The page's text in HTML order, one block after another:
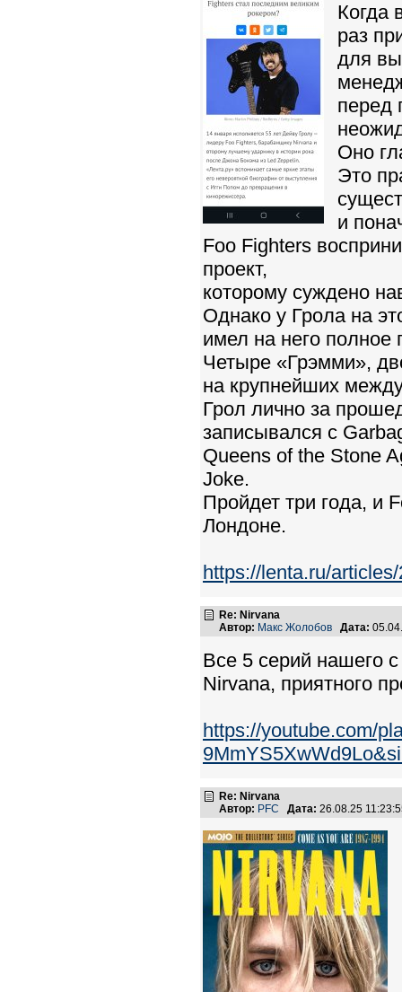
Когда
раз
для
перед
Оно
Это
и
Foo Fighters
проект,
которому суждено
Однако у Грола на
имел на него полное
Четыре «Грэмми»,
на крупнейших
Грол лично за
записывался с
Queens of the Stone
Joke.
Пройдет три года, и
Лондоне.
https://lenta.ru/
Re: Nirvana
Автор: Макс Жолобов Дата:
Все 5 серий нашего
Nirvana, приятного
https://youtube.com/
Re: Nirvana
Автор: PFC Дата: 26.08.25